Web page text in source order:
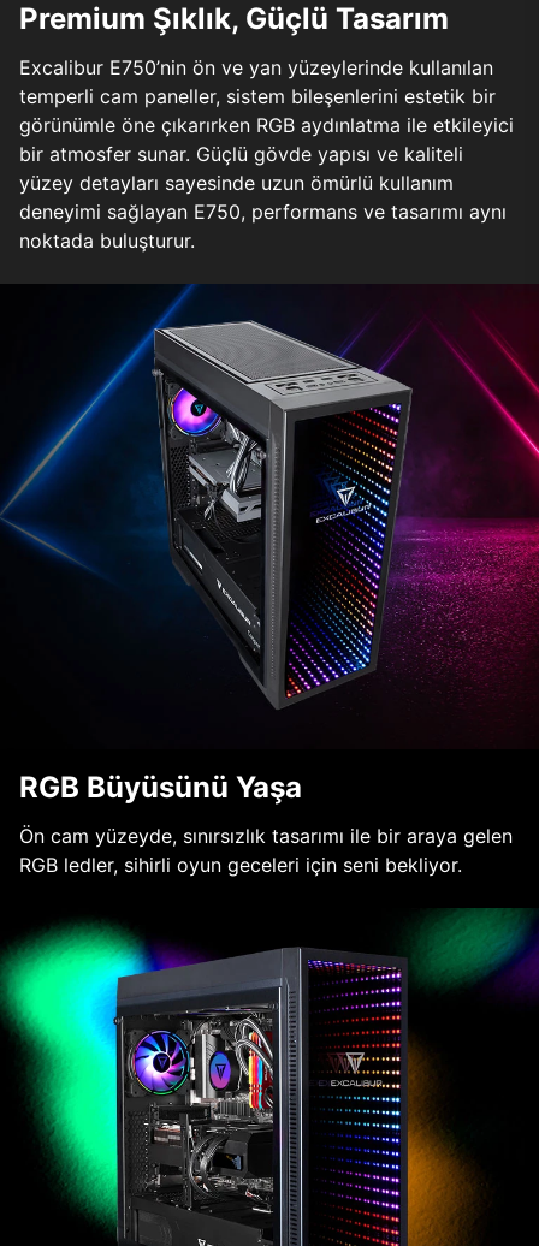
Premium Şıklık, Güçlü Tasarım
Excalibur E750’nin ön ve yan yüzeylerinde kullanılan
temperli cam paneller, sistem bileşenlerini estetik bir
görünümle öne çıkarırken RGB aydınlatma ile etkileyici
bir atmosfer sunar. Güçlü gövde yapısı ve kaliteli
yüzey detayları sayesinde uzun ömürlü kullanım
deneyimi sağlayan E750, performans ve tasarımı aynı
noktada buluşturur.
RGB Büyüsünü Yaşa
Ön cam yüzeyde, sınırsızlık tasarımı ile bir araya gelen
RGB ledler, sihirli oyun geceleri için seni bekliyor.